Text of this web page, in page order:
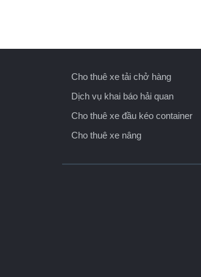
Cho thuê xe tải chở hàng
Dịch vụ khai báo hải quan
Cho thuê xe đầu kéo container
Cho thuê xe nâng